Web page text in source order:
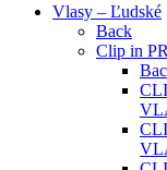
Vlasy – Ľudské
Back
Clip in